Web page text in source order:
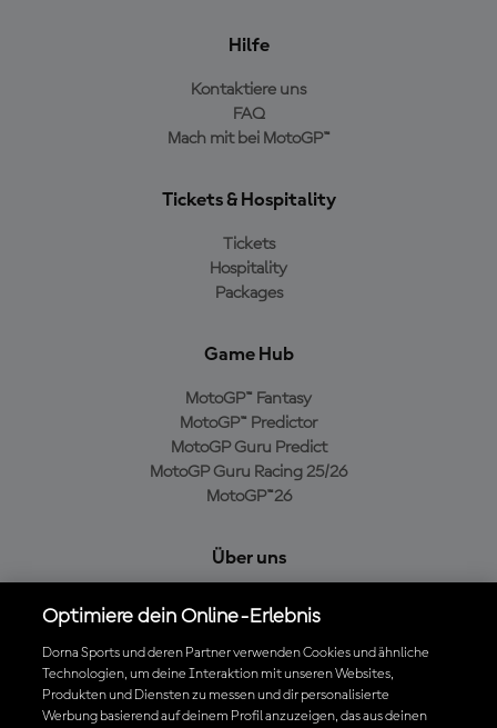
Hilfe
Kontaktiere uns
FAQ
Mach mit bei MotoGP™
Tickets & Hospitality
Tickets
Hospitality
Packages
Game Hub
MotoGP™ Fantasy
MotoGP™ Predictor
MotoGP Guru Predict
MotoGP Guru Racing 25/26
MotoGP™26
Über uns
Cookie-Richtlinien
Geschäftsbedingungen
Datenschutzrichtlinien
Kaufrichtlinie
Optimiere dein Online-Erlebnis
Dorna Sports und deren Partner verwenden Cookies und ähnliche
Technologien, um deine Interaktion mit unseren Websites,
Produkten und Diensten zu messen und dir personalisierte
Werbung basierend auf deinem Profil anzuzeigen, das aus deinen